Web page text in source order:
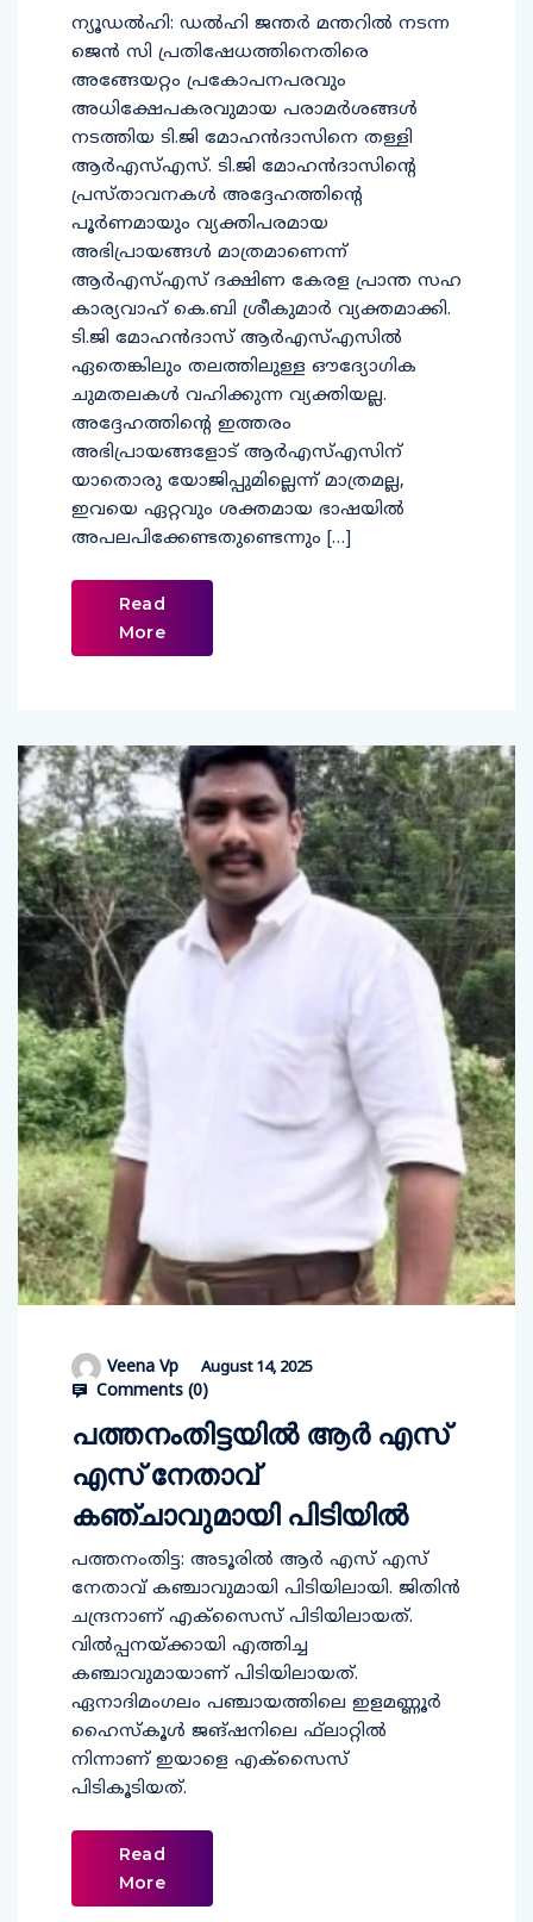
ന്യൂഡല്‍ഹി: ഡല്‍ഹി ജന്തര്‍ മന്തറില്‍ നടന്ന
ജെന്‍ സി പ്രതിഷേധത്തിനെതിരെ
അങ്ങേയറ്റം പ്രകോപനപരവും
അധിക്ഷേപകരവുമായ പരാമര്‍ശങ്ങള്‍
നടത്തിയ ടി.ജി മോഹന്‍ദാസിനെ തള്ളി
ആര്‍എസ്എസ്. ടി.ജി മോഹന്‍ദാസിന്റെ
പ്രസ്താവനകള്‍ അദ്ദേഹത്തിന്റെ
പൂര്‍ണമായും വ്യക്തിപരമായ
അഭിപ്രായങ്ങള്‍ മാത്രമാണെന്ന്
ആര്‍എസ്എസ് ദക്ഷിണ കേരള പ്രാന്ത സഹ
കാര്യവാഹ് കെ.ബി ശ്രീകുമാര്‍ വ്യക്തമാക്കി.
ടി.ജി മോഹന്‍ദാസ് ആര്‍എസ്എസില്‍
ഏതെങ്കിലും തലത്തിലുള്ള ഔദ്യോഗിക
ചുമതലകള്‍ വഹിക്കുന്ന വ്യക്തിയല്ല.
അദ്ദേഹത്തിന്റെ ഇത്തരം
അഭിപ്രായങ്ങളോട് ആര്‍എസ്എസിന്
യാതൊരു യോജിപ്പുമില്ലെന്ന് മാത്രമല്ല,
ഇവയെ ഏറ്റവും ശക്തമായ ഭാഷയില്‍
അപലപിക്കേണ്ടതുണ്ടെന്നും […]
Read
More
Veena Vp August 14, 2025
Comments (0)
പത്തനംതിട്ടയില്‍ ആര്‍ എസ്
എസ് നേതാവ്
കഞ്ചാവുമായി പിടിയില്‍
പത്തനംതിട്ട: അടൂരില്‍ ആര്‍ എസ് എസ്
നേതാവ് കഞ്ചാവുമായി പിടിയിലായി. ജിതിന്‍
ചന്ദ്രനാണ് എക്സൈസ് പിടിയിലായത്.
വില്‍പ്പനയ്ക്കായി എത്തിച്ച
കഞ്ചാവുമായാണ് പിടിയിലായത്.
ഏനാദിമംഗലം പഞ്ചായത്തിലെ ഇളമണ്ണൂര്‍
ഹൈസ്‌കൂള്‍ ജങ്ഷനിലെ ഫ്‌ലാറ്റില്‍
നിന്നാണ് ഇയാളെ എക്സൈസ്
പിടികൂടിയത്.
Read
More